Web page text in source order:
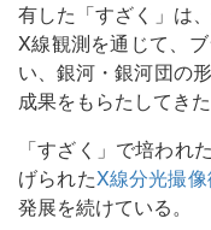
有した「すざく」は
X線観測を通じて、
い、銀河・銀河団の
成果をもらたしてきた
「すざく」で培われ
げられたX線分光撮像
発展を続けている。